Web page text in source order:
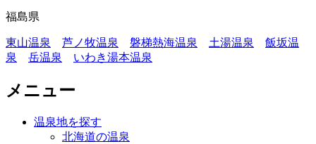
福島県
東山温泉 芦ノ牧温泉 磐梯熱海温泉 土湯温泉
飯坂温
泉
岳温泉 いわき湯本温泉
メニュー
温泉地を探す
北海道の温泉